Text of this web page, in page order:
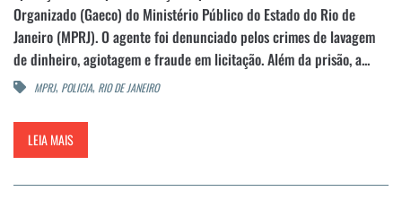
Organizado (Gaeco) do Ministério Público do Estado do Rio de
Janeiro (MPRJ). O agente foi denunciado pelos crimes de lavagem
de dinheiro, agiotagem e fraude em licitação. Além da prisão, a...
MPRJ, POLICIA, RIO DE JANEIRO
LEIA MAIS